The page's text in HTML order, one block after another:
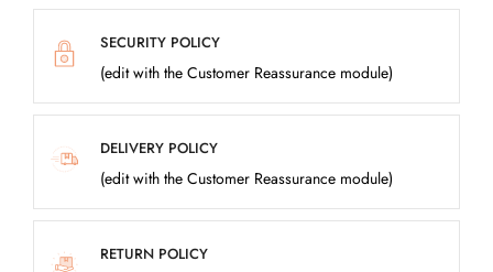
SECURITY POLICY
(edit with the Customer Reassurance module)
DELIVERY POLICY
(edit with the Customer Reassurance module)
RETURN POLICY